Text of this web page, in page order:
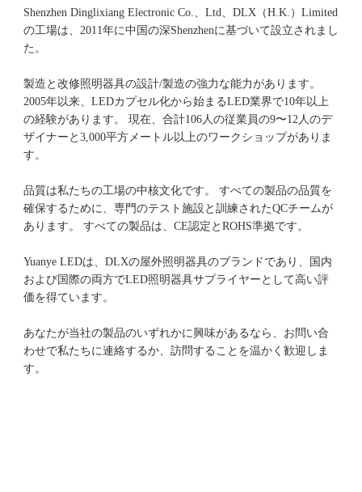
Shenzhen Dinglixiang Electronic Co.、Ltd、DLX（H.K.）Limited
の工場は、2011年に中国の深Shenzhenに基づいて設立されまし
た。
製造と改修照明器具の設計/製造の強力な能力があります。
2005年以来、LEDカプセル化から始まるLED業界で10年以上
の経験があります。 現在、合計106人の従業員の9〜12人のデ
ザイナーと3,000平方メートル以上のワークショップがありま
品質は私たちの工場の中核文化です。 すべての製品の品質を
確保するために、専門のテスト施設と訓練されたQCチームが
Yuanye LEDは、DLXの屋外照明器具のブランドであり、国内
および国際の両方でLED照明器具サプライヤーとして高い評
あなたが当社の製品のいずれかに興味があるなら、お問い合
わせで私たちに連絡するか、訪問することを温かく歓迎しま